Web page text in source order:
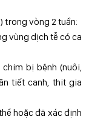
trong vòng 2 tuần:
vùng dịch tễ có ca
bị bệnh (nuôi,
tiết canh, thịt gia
hoặc đã xác định